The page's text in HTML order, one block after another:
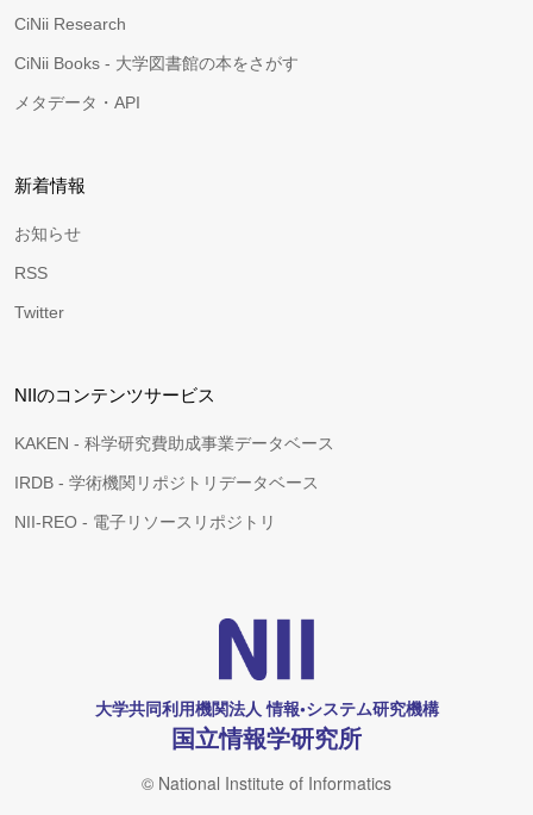
CiNii Research
CiNii Books - 大学図書館の本をさがす
メタデータ・API
新着情報
お知らせ
RSS
Twitter
NIIのコンテンツサービス
KAKEN - 科学研究費助成事業データベース
IRDB - 学術機関リポジトリデータベース
NII-REO - 電子リソースリポジトリ
大学共同利用機関法人 情報•システム研究機構
国立情報学研究所
© National Institute of Informatics